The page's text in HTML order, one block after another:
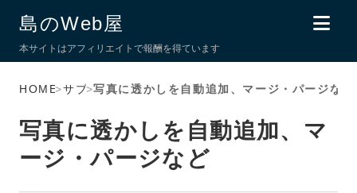
島のWeb屋
本サイトはアフィリエイトで報酬を得ています
HOME>サブ>写真に透かしを自動追加、マージ・パージなど
写真に透かしを自動追加、マ
ージ・パージなど